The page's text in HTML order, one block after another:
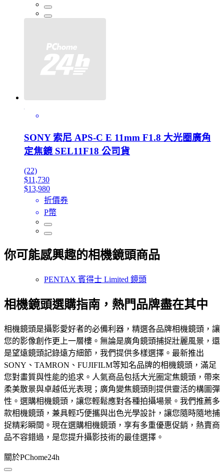
SONY 索尼 APS-C E 11mm F1.8 大光圈廣角
定焦鏡 SEL11F18 公司貨
(22)
$11,730
$13,980
折價券
P幣
你可能感興趣的相機鏡頭商品
PENTAX 賓得士 Limited 鏡頭
相機鏡頭選購指南，熱門品牌盡在其中
相機鏡頭是攝影愛好者的必備利器，精選各品牌相機鏡頭，讓
您的影像創作更上一層樓。無論是廣角鏡頭捕捉壯麗風景，還
是望遠鏡頭記錄遠方細節，我們提供多樣選擇。最新推出
SONY、TAMRON、FUJIFILM等知名品牌的相機鏡頭，滿足
您對畫質與性能的追求。人氣商品包括大光圈定焦鏡頭，帶來
柔美散景與卓越低光表現；廣角變焦鏡頭則提供靈活的構圖彈
性。選購相機鏡頭，讓您輕鬆應對各種拍攝場景。我們推薦多
款相機鏡頭，兼具輕巧便攜與出色光學設計，讓您隨時隨地捕
捉精彩瞬間。現在選購相機鏡頭，享有多重優惠促銷，熱賣商
品不容錯過，是您提升攝影技術的最佳選擇。
關於PChome24h